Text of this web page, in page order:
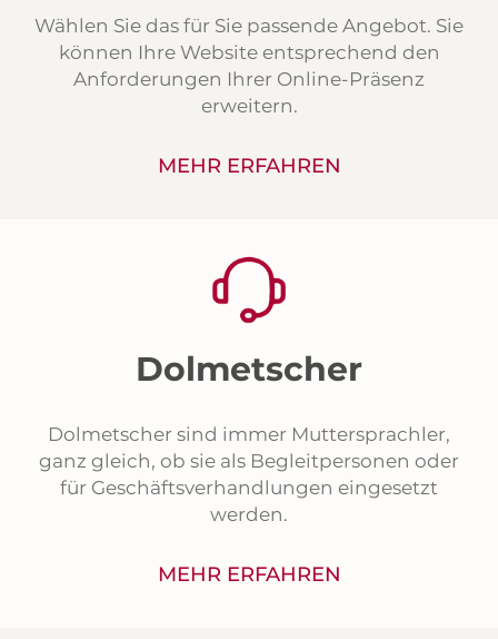
Wählen Sie das für Sie passende Angebot. Sie
können Ihre Website entsprechend den
Anforderungen Ihrer Online-Präsenz
erweitern.
MEHR ERFAHREN
Dolmetscher
Dolmetscher sind immer Muttersprachler,
ganz gleich, ob sie als Begleitpersonen oder
für Geschäftsverhandlungen eingesetzt
werden.
MEHR ERFAHREN